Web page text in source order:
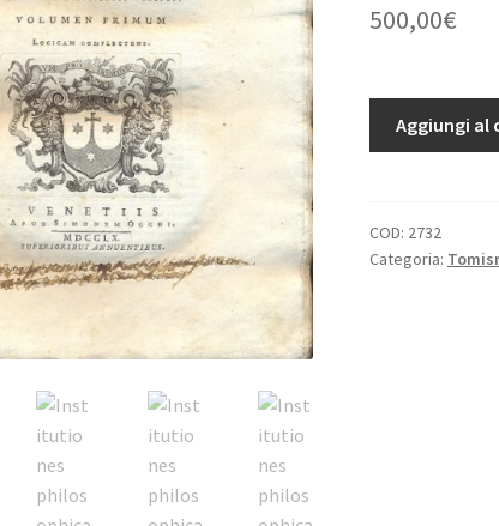
500,00€
philosophicae.
Aggiungi al
COD: 2732
Categoria: